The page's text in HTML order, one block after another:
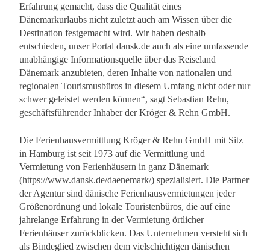
Erfahrung gemacht, dass die Qualität eines
Dänemarkurlaubs nicht zuletzt auch am Wissen über die
Destination festgemacht wird. Wir haben deshalb
entschieden, unser Portal dansk.de auch als eine umfassende
unabhängige Informationsquelle über das Reiseland
Dänemark anzubieten, deren Inhalte von nationalen und
regionalen Tourismusbüros in diesem Umfang nicht oder nur
schwer geleistet werden können“, sagt Sebastian Rehn,
geschäftsführender Inhaber der Kröger & Rehn GmbH.
Die Ferienhausvermittlung Kröger & Rehn GmbH mit Sitz
in Hamburg ist seit 1973 auf die Vermittlung und
Vermietung von Ferienhäusern in ganz Dänemark
(https://www.dansk.de/daenemark/) spezialisiert. Die Partner
der Agentur sind dänische Ferienhausvermietungen jeder
Größenordnung und lokale Touristenbüros, die auf eine
jahrelange Erfahrung in der Vermietung örtlicher
Ferienhäuser zurückblicken. Das Unternehmen versteht sich
als Bindeglied zwischen dem vielschichtigen dänischen